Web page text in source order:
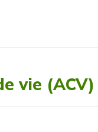
vie (ACV)